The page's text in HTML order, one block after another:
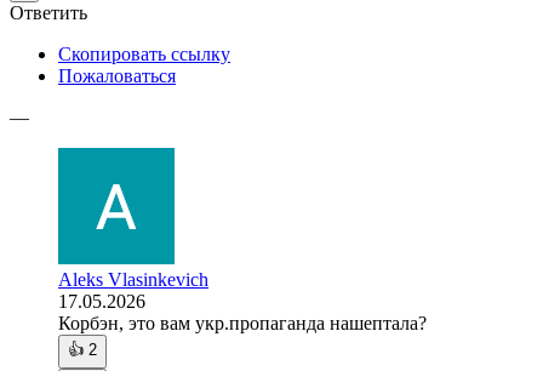
Ответить
Скопировать ссылку
Пожаловаться
—
Aleks Vlasinkevich
17.05.2026
Корбэн, это вам укр.пропаганда нашептала?
👍 2